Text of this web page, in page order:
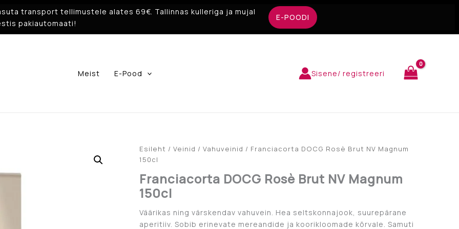
transport tellimustele alates 69€. Tallinnas kulleriga ja mujal
pakiautomaati!
E-POODI
Meist
E-Pood Sisene/ registreeri
Esileht / Veinid / Vahuveinid / Franciacorta DOCG Rosè Brut NV Magnum
150cl
Franciacorta DOCG Rosè Brut NV Magnum
150cl
Väärikas ning värskendav vahuvein. Hea seltskonnajook, suurepärane
aperitiiv. Sobib erinevate mereandide ja koorikloomade kõrvale. Samuti